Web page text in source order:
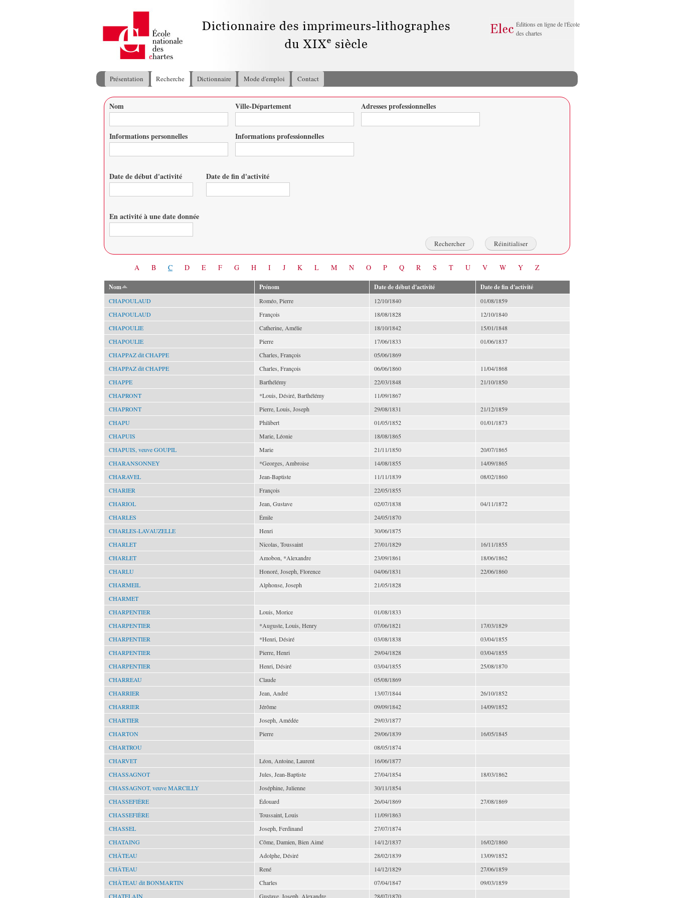
principal
Éditions en ligne de l'École
des chartes
Menu principal
Présentation Recherche Dictionnaire Mode d'emploi Contact
Vous êtes ici
Nom Ville-Département Adresses professionnelles
Informations personnelles Informations professionnelles
Date de début d'activité Date de fin d'activité
En activité à une date donnée
A B C D E F G H I J K L M N O P Q R S T U V W Y Z
Nom Prénom Date de début d'activité Date de fin d'activité
CHAPOULAUD Roméo, Pierre 12/10/1840
01/08/1859
CHAPOULAUD
François 18/08/1828
12/10/1840
CHAPOULIE
Catherine, Amélie 18/10/1842
15/01/1848
CHAPOULIE
Pierre 17/06/1833
01/06/1837
CHAPPAZ dit CHAPPE
Charles, François
05/06/1869
CHAPPAZ dit CHAPPE
Charles, François 06/06/1860
11/04/1868
CHAPPE
Barthélémy 22/03/1848
21/10/1850
CHAPRONT
*Louis, Désiré, Barthélémy
11/09/1867
CHAPRONT
Pierre, Louis, Joseph 29/08/1831
21/12/1859
CHAPU
Philibert 01/05/1852
01/01/1873
CHAPUIS
Marie, Léonie
18/08/1865
CHAPUIS, veuve GOUPIL
Marie 21/11/1850
20/07/1865
CHARANSONNEY
*Georges, Ambroise 14/08/1855
14/09/1865
CHARAVEL
Jean-Baptiste 11/11/1839
08/02/1860
CHARIER
François
22/05/1855
CHARIOL
Jean, Gustave 02/07/1838
04/11/1872
CHARLES
Émile
24/05/1870
CHARLES-LAVAUZELLE
Henri
30/06/1875
CHARLET
Nicolas, Toussaint 27/01/1829
16/11/1855
CHARLET
Amobon, *Alexandre 23/09/1861
18/06/1862
CHARLU
Honoré, Joseph, Florence 04/06/1831
22/06/1860
CHARMEIL
Alphonse, Joseph
21/05/1828
CHARMET
CHARPENTIER
Louis, Morice
01/08/1833
CHARPENTIER
*Auguste, Louis, Henry 07/06/1821
17/03/1829
CHARPENTIER
*Henri, Désiré 03/08/1838
03/04/1855
CHARPENTIER
Pierre, Henri 29/04/1828
03/04/1855
CHARPENTIER
Henri, Désiré 03/04/1855
25/08/1870
CHARREAU
Claude
05/08/1869
CHARRIER
Jean, André 13/07/1844
26/10/1852
CHARRIER
Jérôme 09/09/1842
14/09/1852
CHARTIER
Joseph, Amédée
29/03/1877
CHARTON
Pierre 29/06/1839
16/05/1845
CHARTROU
08/05/1874
CHARVET
Léon, Antoine, Laurent
16/06/1877
CHASSAGNOT
Jules, Jean-Baptiste 27/04/1854
18/03/1862
CHASSAGNOT, veuve MARCILLY
Joséphine, Julienne
30/11/1854
CHASSEFIÈRE
Édouard 26/04/1869
27/08/1869
CHASSEFIÈRE
Toussaint, Louis
11/09/1863
CHASSEL
Joseph, Ferdinand
27/07/1874
CHATAING
Côme, Damien, Bien Aimé 14/12/1837
16/02/1860
CHÂTEAU
Adolphe, Désiré 28/02/1839
13/09/1852
CHÂTEAU
René 14/12/1829
27/06/1859
CHÂTEAU dit BONMARTIN
Charles 07/04/1847
09/03/1859
CHATELAIN
Gustave, Joseph, Alexandre 28/07/1870